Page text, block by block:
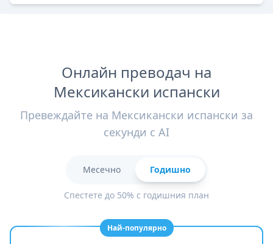
Онлайн преводач на
Мексикански испански
Превеждайте на Мексикански испански за
секунди с AI
Месечно Годишно
Спестете до 50% с годишния план
Най-популярно